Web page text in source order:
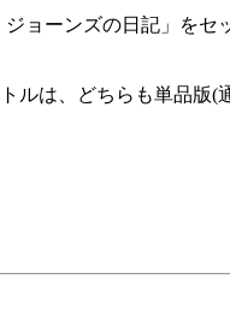
ョーンズの日記」をセ
は、どちらも単品版(